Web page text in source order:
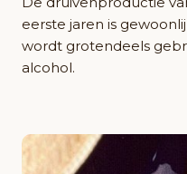
eerste jaren is
wordt grotendeels
alcohol.